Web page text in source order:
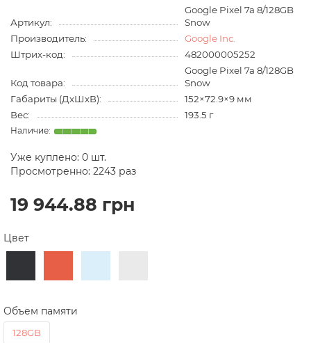
Артикул:
Google Pixel 7a 8/128GB
Snow
Производитель:
Google Inc.
Штрих-код:
482000005252
Код товара:
Google Pixel 7a 8/128GB
Snow
Габариты (ДхШхВ):
152×72.9×9 мм
Вес:
193.5 г
Уже куплено: 0 шт.
Просмотренно: 2243 раз
19 944.88 грн
Цвет
Объем памяти
128GB